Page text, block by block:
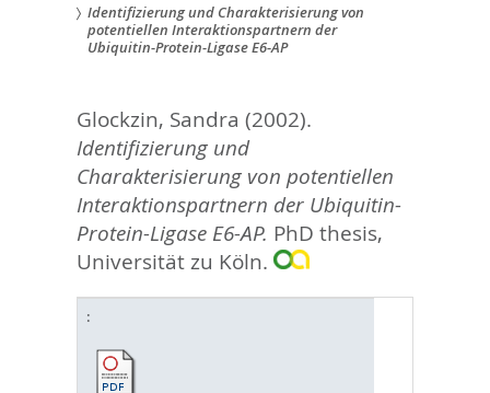
Sie
sind
hier:
Identifizierung und Charakterisierung von
potentiellen Interaktionspartnern der
Ubiquitin-Protein-Ligase E6-AP
Glockzin, Sandra (2002).
Identifizierung und
Charakterisierung von potentiellen
Interaktionspartnern der Ubiquitin-
Protein-Ligase E6-AP. PhD thesis,
Universität zu Köln.